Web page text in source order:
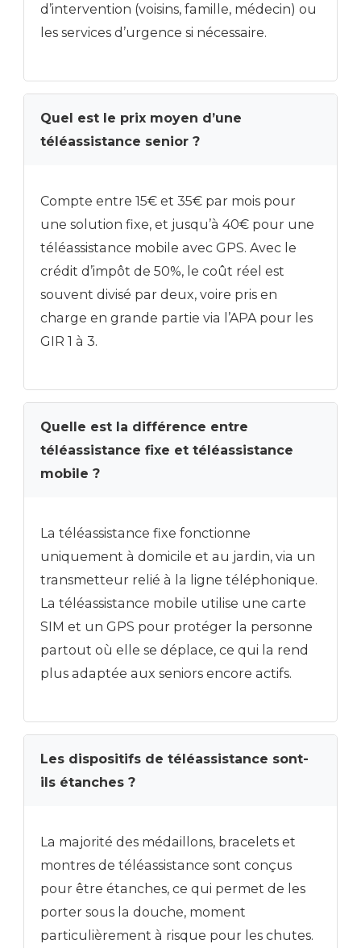
d’intervention (voisins, famille, médecin) ou
les services d’urgence si nécessaire.
Quel est le prix moyen d’une
téléassistance senior ?
Compte entre 15€ et 35€ par mois pour
une solution fixe, et jusqu’à 40€ pour une
téléassistance mobile avec GPS. Avec le
crédit d’impôt de 50%, le coût réel est
souvent divisé par deux, voire pris en
charge en grande partie via l’APA pour les
GIR 1 à 3.
Quelle est la différence entre
téléassistance fixe et téléassistance
mobile ?
La téléassistance fixe fonctionne
uniquement à domicile et au jardin, via un
transmetteur relié à la ligne téléphonique.
La téléassistance mobile utilise une carte
SIM et un GPS pour protéger la personne
partout où elle se déplace, ce qui la rend
plus adaptée aux seniors encore actifs.
Les dispositifs de téléassistance sont-
ils étanches ?
La majorité des médaillons, bracelets et
montres de téléassistance sont conçus
pour être étanches, ce qui permet de les
porter sous la douche, moment
particulièrement à risque pour les chutes.